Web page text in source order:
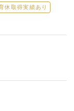
休取得実績あり